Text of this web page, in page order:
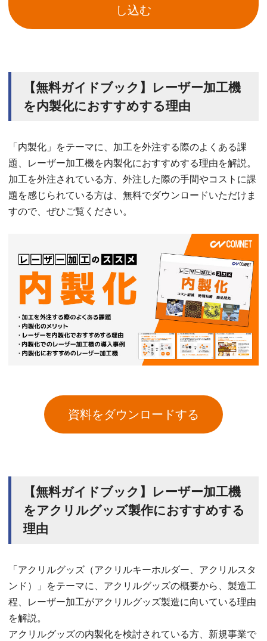
し込む
【無料ガイドブック】レーザー加工機
を内製化におすすめする理由
「内製化」をテーマに、加工を外注する際のよくある課
題、レーザー加工機を内製化におすすめする理由を解説。
加工を外注されている方、外注した際の手間やコストに課
題を感じられている方は、無料でダウンロードいただけま
すので、ぜひご覧ください。
資料をダウンロードする
【無料ガイドブック】レーザー加工機
をアクリルグッズ製作におすすめする
理由
「アクリルグッズ（アクリルキーホルダー、アクリルスタ
ンド）」をテーマに、アクリルグッズの概要から、製造工
程、レーザー加工がアクリルグッズ製造に向いている理由
を解説。
アクリルグッズの内製化を検討されている方、新規事業で